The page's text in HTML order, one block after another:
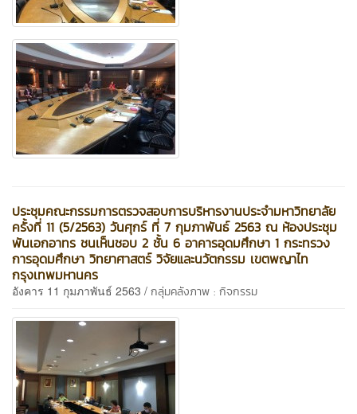
ประชุมคณะกรรมการตรวจสอบการบริหารงานประจำมหาวิทยาลัย
ครั้งที่ 11 (5/2563) วันศุกร์ ที่ 7 กุมภาพันธ์ 2563 ณ ห้องประชุม
พันเอกอาทร ชนเห็นชอบ 2 ชั้น 6 อาคารอุดมศึกษา 1 กระทรวง
การอุดมศึกษา วิทยาศาสตร์ วิจัยและนวัตกรรม เขตพญาไท
กรุงเทพมหานคร
อังคาร 11 กุมภาพันธ์ 2563 / กลุ่มคลังภาพ : กิจกรรม